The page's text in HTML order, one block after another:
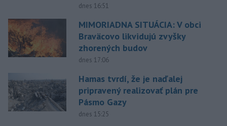
dnes 16:51
MIMORIADNA SITUÁCIA: V obci
Braväcovo likvidujú zvyšky
zhorených budov
dnes 17:06
Hamas tvrdí, že je naďalej
pripravený realizovať plán pre
Pásmo Gazy
dnes 15:25